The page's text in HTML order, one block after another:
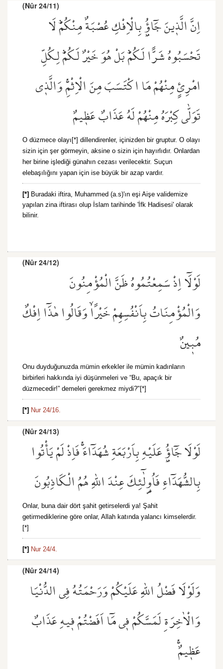
(Nûr 24/11)
اِنَّ الَّذ۪ينَ جَٓاؤُ۫ بِالْاِفْكِ عُصْبَةٌ مِنْكُمْۜ لَا
تَحْسَبُوهُ شَرًّا لَكُمْۜ بَلْ هُوَ خَيْرٌ لَكُمْۜ لِكُلِّ
امْرِئٍ مِنْهُمْ مَا اكْتَسَبَ مِنَ الْاِثْمِۚ وَالَّذ۪ي
تَوَلّٰى كِبْرَهُ مِنْهُمْ لَهُ عَذَابٌ عَظ۪يمٌ
O düzmece olayı[*] dillendirenler, içinizden bir gruptur. O olayı
sizin için şer görmeyin, aksine o sizin için hayırlıdır. Onlardan
her birine işlediği günahın cezası verilecektir. Suçun
elebaşılığını yapan için ise büyük bir azap vardır.
[*] Buradaki iftira, Muhammed (a.s)'ın eşi Aişe validemize
yapılan zina iftirası olup İslam tarihinde 'İfk Hadisesi' olarak
bilinir.
(Nûr 24/12)
لَوْلَٓا اِذْ سَمِعْتُمُوهُ ظَنَّ الْمُؤْمِنُونَ
وَالْمُؤْمِنَاتُ بِاَنْفُسِهِمْ خَيْرًاۙ وَقَالُوا هٰذَٓا اِفْكٌ
مُب۪ينٌ
Onu duyduğunuzda mümin erkekler ile mümin kadınların
birbirleri hakkında iyi düşünmeleri ve “Bu, apaçık bir
düzmecedir!” demeleri gerekmez miydi?"[*]
[*] Nur 24/16.
(Nûr 24/13)
لَوْلَا جَٓاؤُ۫ عَلَيْهِ بِاَرْبَعَةِ شُهَدَٓاءَۚ فَاِذْ لَمْ يَأْتُوا
بِالشُّهَدَٓاءِ فَاُو۬لٰٓئِكَ عِنْدَ اللّٰهِ هُمُ الْكَاذِبُونَ
Onlar, buna dair dört şahit getirselerdi ya! Şahit
getirmediklerine göre onlar, Allah katında yalancı kimselerdir.
[*]
[*] Nur 24/4.
(Nûr 24/14)
وَلَوْلَا فَضْلُ اللّٰهِ عَلَيْكُمْ وَرَحْمَتُهُ فِي الدُّنْيَا
وَالْاٰخِرَةِ لَمَسَّكُمْ ف۪ي مَٓا اَفَضْتُمْ ف۪يهِ عَذَابٌ
عَظ۪يمٌۚ